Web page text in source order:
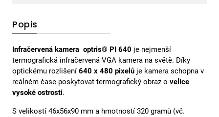
Popis
Infračervená kamera optris® PI 640 je nejmenší
termografická infračervená VGA kamera na světě. Díky
optickému rozlišení 640 x 480 pixelů je kamera schopna v
reálném čase poskytovat termografický obraz o velice
vysoké ostrosti.
S velikostí 46x56x90 mm a hmotností 320 gramů (vč.